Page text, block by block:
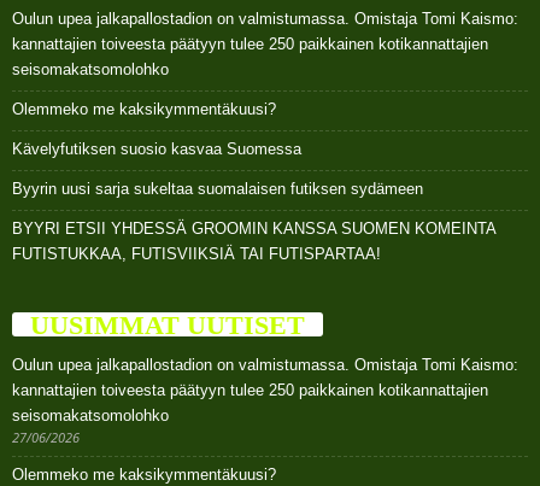
Oulun upea jalkapallostadion on valmistumassa. Omistaja Tomi Kaismo:
kannattajien toiveesta päätyyn tulee 250 paikkainen kotikannattajien
seisomakatsomolohko
Olemmeko me kaksikymmentäkuusi?
Kävelyfutiksen suosio kasvaa Suomessa
Byyrin uusi sarja sukeltaa suomalaisen futiksen sydämeen
BYYRI ETSII YHDESSÄ GROOMIN KANSSA SUOMEN KOMEINTA
FUTISTUKKAA, FUTISVIIKSIÄ TAI FUTISPARTAA!
UUSIMMAT UUTISET
Oulun upea jalkapallostadion on valmistumassa. Omistaja Tomi Kaismo:
kannattajien toiveesta päätyyn tulee 250 paikkainen kotikannattajien
seisomakatsomolohko
27/06/2026
Olemmeko me kaksikymmentäkuusi?